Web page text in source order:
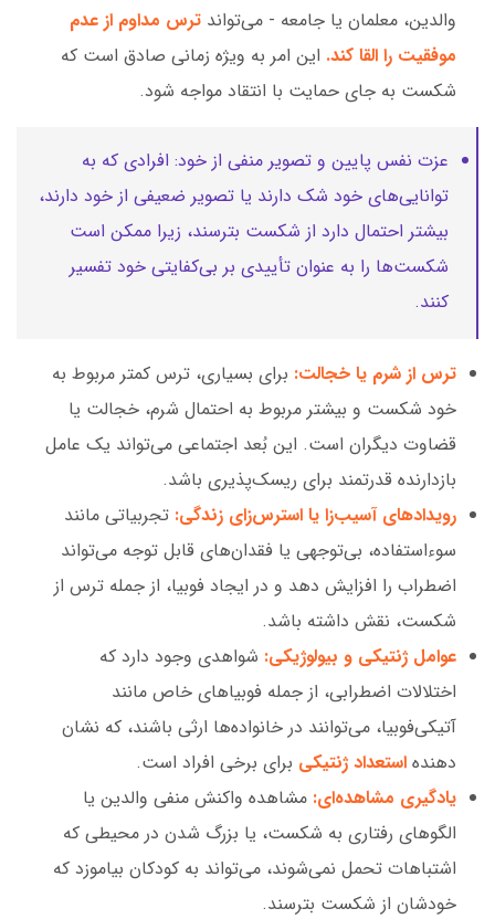
والدین، معلمان یا جامعه - می‌تواند ترس مداوم از عدم
موفقیت را القا کند. این امر به ویژه زمانی صادق است که
شکست به جای حمایت با انتقاد مواجه شود.
عزت نفس پایین و تصویر منفی از خود: افرادی که به
توانایی‌های خود شک دارند یا تصویر ضعیفی از خود دارند،
بیشتر احتمال دارد از شکست بترسند، زیرا ممکن است
شکست‌ها را به عنوان تأییدی بر بی‌کفایتی خود تفسیر
کنند.
ترس از شرم یا خجالت: برای بسیاری، ترس کمتر مربوط به
خود شکست و بیشتر مربوط به احتمال شرم، خجالت یا
قضاوت دیگران است. این بُعد اجتماعی می‌تواند یک عامل
بازدارنده قدرتمند برای ریسک‌پذیری باشد.
رویدادهای آسیب‌زا یا استرس‌زای زندگی: تجربیاتی مانند
سوءاستفاده، بی‌توجهی یا فقدان‌های قابل توجه می‌تواند
اضطراب را افزایش دهد و در ایجاد فوبیا، از جمله ترس از
شکست، نقش داشته باشد.
عوامل ژنتیکی و بیولوژیکی: شواهدی وجود دارد که
اختلالات اضطرابی، از جمله فوبیاهای خاص مانند
آتیکی‌فوبیا، می‌توانند در خانواده‌ها ارثی باشند، که نشان
دهنده استعداد ژنتیکی برای برخی افراد است.
یادگیری مشاهده‌ای: مشاهده واکنش منفی والدین یا
الگوهای رفتاری به شکست، یا بزرگ شدن در محیطی که
اشتباهات تحمل نمی‌شوند، می‌تواند به کودکان بیاموزد که
خودشان از شکست بترسند.